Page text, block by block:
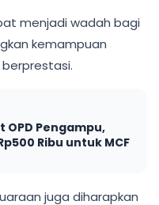
menjadi wadah bagi
kemampuan
OPD Pengampu,
Ribu untuk MCF
juga diharapkan